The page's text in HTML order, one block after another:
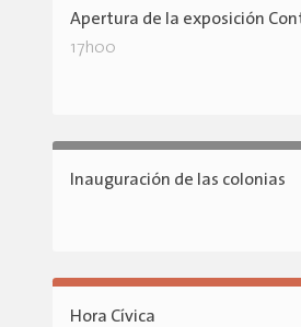
Apertura de la exposición
17h00
Inauguración de las colonias
Hora Cívica